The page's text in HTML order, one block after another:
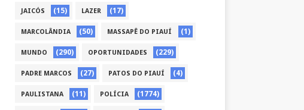
JAICÓS (15) LAZER (17)
MARCOLÂNDIA (50) MASSAPÊ DO PIAUÍ (1)
MUNDO (290) OPORTUNIDADES (229)
PADRE MARCOS (27) PATOS DO PIAUÍ (4)
PAULISTANA (11) POLÍCIA (1774)